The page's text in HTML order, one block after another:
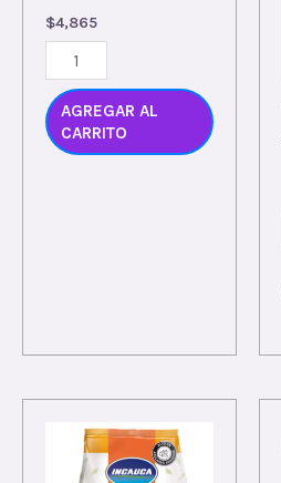
$4,865
AGREGAR AL
CARRITO